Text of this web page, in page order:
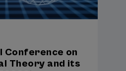
Conference on
Theory and its